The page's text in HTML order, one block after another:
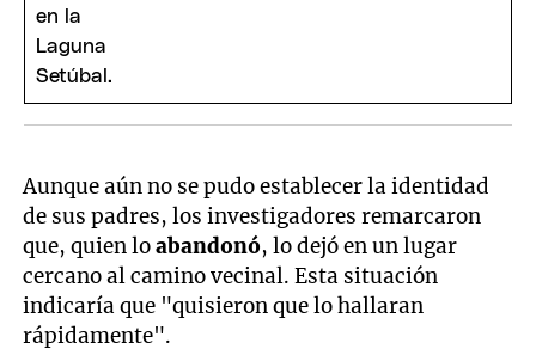
Aunque aún no se pudo establecer la identidad
de sus padres, los investigadores remarcaron
que, quien loabandonó, lo dejó en un lugar
cercano al camino vecinal. Esta situación
indicaría que "quisieron que lo hallaran
rápidamente".